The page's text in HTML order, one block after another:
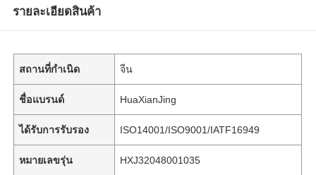
รายละเอียดสินค้า
สถานที่กำเนิด จีน
ชื่อแบรนด์ HuaXianJing
ได้รับการรับรอง ISO14001/ISO9001/IATF16949
หมายเลขรุ่น HXJ32048001035